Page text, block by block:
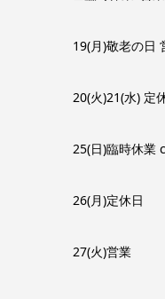
19(月)敬老の日
20(火)21(水) 定
25(日)臨時休業
26(月)定休日
27(火)営業